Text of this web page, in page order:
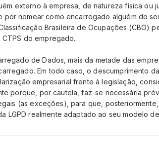
externo à empresa, de natureza física ou
por nomear como encarregado alguém do
Brasileira de Ocupações (CBO)
do empregado.
de Dados, mais da metade das
Em todo caso, o descumprimento
empresarial frente à legislação,
porque, por cautela, faz-se necessária
(as exceções), para que,
LGPD realmente adaptado ao seu modelo